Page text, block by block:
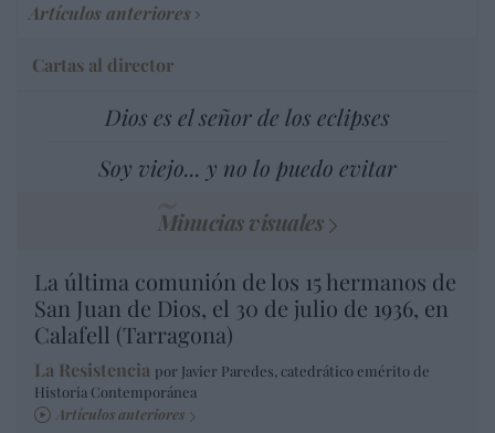
Artículos anteriores
Cartas al director
Dios es el señor de los eclipses
Soy viejo... y no lo puedo evitar
Minucias visuales
La última comunión de los 15 hermanos de
San Juan de Dios, el 30 de julio de 1936, en
Calafell (Tarragona)
La Resistencia por Javier Paredes, catedrático emérito de
Historia Contemporánea
Artículos anteriores